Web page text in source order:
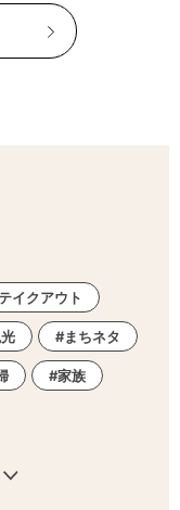
イクアウト
まちネタ
家族